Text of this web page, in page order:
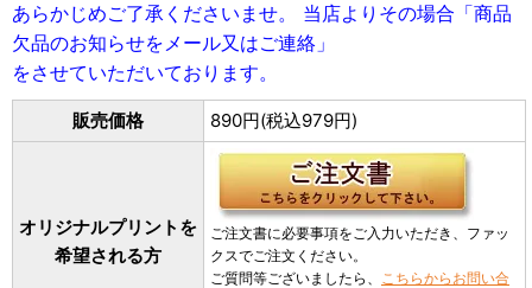
あらかじめご了承くださいませ。 当店よりその場合「商品
欠品のお知らせをメール又はご連絡」
をさせていただいております。
販売価格 890円(税込979円)
オリジナルプリントを
希望される方
ご注文書に必要事項をご入力いただき、ファッ
クスでご注文ください。
ご質問等ございましたら、 こちらからお問い合